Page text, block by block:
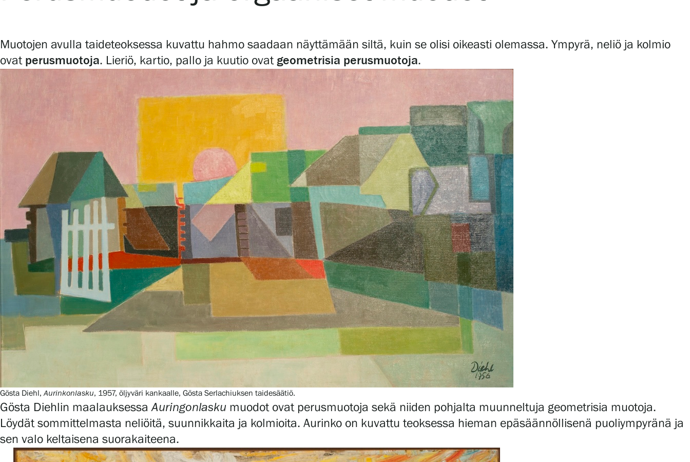
Verkkokauppa
Näyttelyt
Tapahtumat
Palvelumme
Kokoelmat ja museo
Serlachius Residenssi
SERLACHIUS+
Gösta Serlachiuksen taidesäätiö
Yhteystiedot
Ravintola Gösta
Serlachius Taidesauna
Muotojen avulla taideteoksessa kuvattu hahmo saadaan näyttämään siltä, kuin se olisi oikeasti olemassa. Ympyrä, neliö ja kolmio
ovat perusmuotoja. Lieriö, kartio, pallo ja kuutio ovatgeometrisia perusmuotoja.
Gösta Diehl,Aurinkonlasku, 1957, öljyväri kankaalle, Gösta Serlachiuksen taidesäätiö.
Gösta Diehlin maalauksessaAuringonlasku muodot ovat perusmuotoja sekä niiden pohjalta muunneltuja geometrisia muotoja.
Löydät sommittelmasta neliöitä, suunnikkaita ja kolmioita. Aurinko on kuvattu teoksessa hieman epäsäännöllisenä puoliympyränä ja
sen valo keltaisena suorakaiteena.